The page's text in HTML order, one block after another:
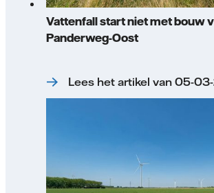
Vattenfall start niet met bouw
Panderweg-Oost
Lees het artikel van 05-